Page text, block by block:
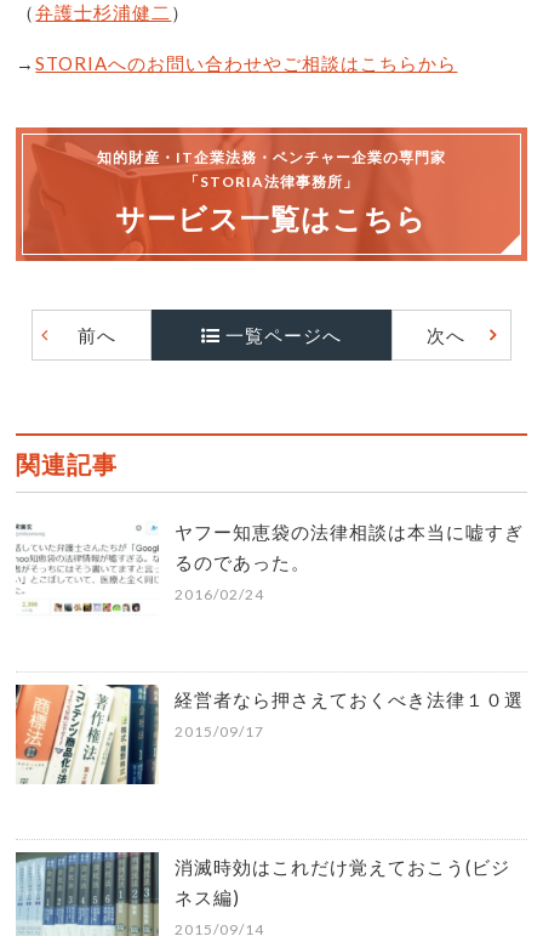
（弁護士杉浦健二 ）
→STORIAへのお問い合わせやご相談はこちらから
知的財産・IT企業法務・ベンチャー企業の専門家
「STORIA法律事務所」
サービス一覧はこちら
前へ 一覧ページへ 次へ
関連記事
ヤフー知恵袋の法律相談は本当に嘘すぎ
るのであった。
2016/02/24
経営者なら押さえておくべき法律１０選
2015/09/17
消滅時効はこれだけ覚えておこう(ビジ
ネス編)
2015/09/14